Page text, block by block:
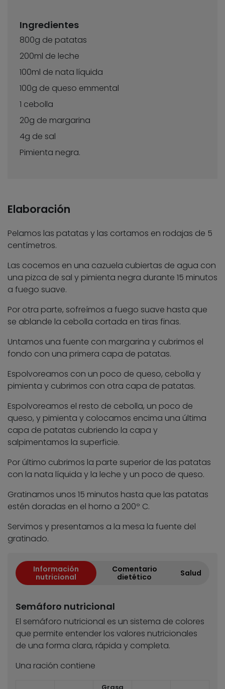
Ingredientes
800g de patatas
200ml de leche
100ml de nata líquida
100g de queso emmental
1 cebolla
20g de margarina
4g de sal
Pimienta negra.
Elaboración
Pelamos las patatas y las cortamos en rodajas de 5
centímetros.
Las cocemos en una cazuela cubiertas de agua con
una pizca de sal y pimienta negra durante 15 minutos
a fuego suave.
Por otra parte, sofreímos a fuego suave hasta que
se ablande la cebolla cortada en tiras finas.
Untamos una fuente con margarina y cubrimos el
fondo con una primera capa de patatas.
Espolvoreamos con un poco de queso, cebolla y
pimienta y cubrimos con otra capa de patatas.
Espolvoreamos el resto de cebolla, un poco de
queso, y pimienta y colocamos encima una última
capa de patatas cubriendo la capa y
salpimentamos la superficie.
Por último cubrimos la parte superior de las patatas
con la nata líquida y la leche y un poco de queso.
Gratinamos unos 15 minutos hasta que las patatas
estén doradas en el horno a 200º C.
Servimos y presentamos a la mesa la fuente del
gratinado.
Información
nutricional
Comentario
dietético
Salud
Semáforo nutricional
El semáforo nutricional es un sistema de colores
que permite entender los valores nutricionales
de una forma clara, rápida y completa.
Una ración contiene